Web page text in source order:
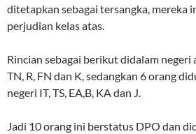
ditetapkan sebagai tersangka, mereka
perjudian kelas atas.
Rincian sebagai berikut didalam negeri
TN, R, FN dan K, sedangkan 6 orang
negeri IT, TS, EA,B, KA dan J.
Jadi 10 orang ini berstatus DPO dan